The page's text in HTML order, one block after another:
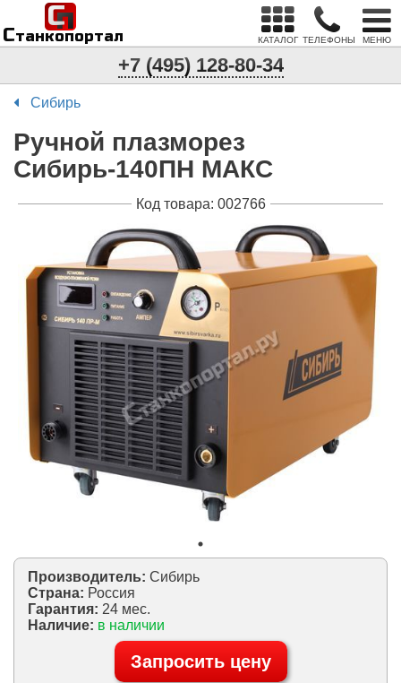
Станкопортал
п
С
КАТАЛОГ ТЕЛЕФОНЫ МЕНЮ
+7 (495) 128-80-34
Сибирь
Ручной плазморез
Сибирь-140ПН МАКС
Код товара: 002766
Производитель: Сибирь
Страна: Россия
Гарантия: 24 мес.
Наличие: в наличии
Запросить цену